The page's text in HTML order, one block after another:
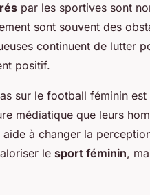
par les sportives sont
sont souvent des
continuent de lutter
positif.
sur le football féminin
médiatique que leurs
aide à changer la
le sport féminin,